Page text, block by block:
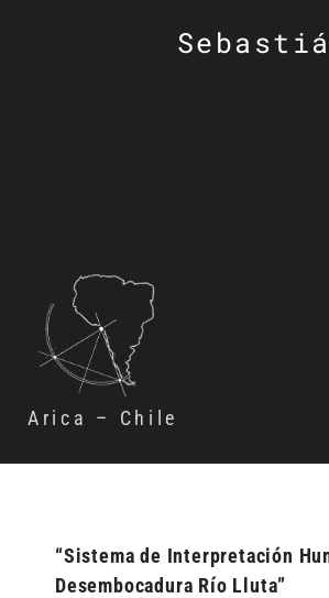
Arica – Chile
“Sistema de Interpretación
Desembocadura Río Lluta”